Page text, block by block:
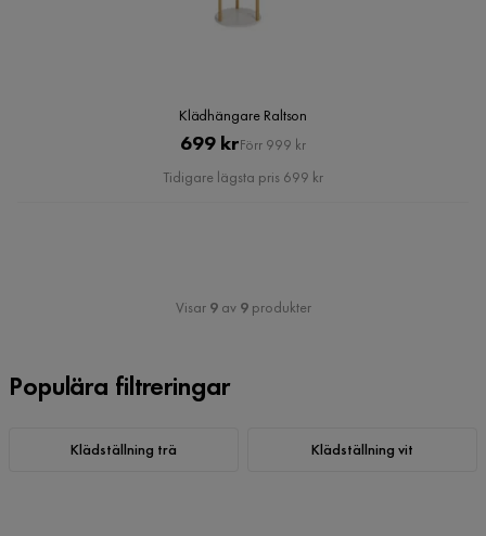
Klädhängare Raltson
Pris
699 krOriginal
Pris
Förr 999 kr
Tidigare lägsta pris 699 kr
Visar 9av 9produkter
Populära filtreringar
Klädställning trä Klädställning vit